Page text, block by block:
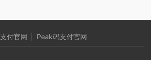
付官网 Peak码支付官网